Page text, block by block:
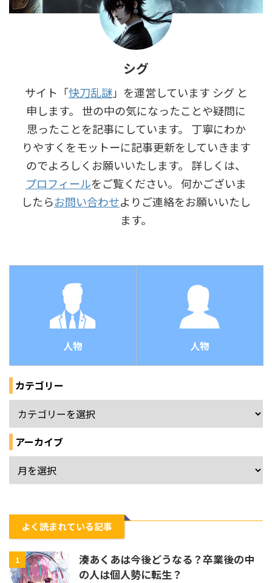
シグ
サイト「快刀乱謎」を運営しています シグ と
申します。 世の中の気になったことや疑問に
思ったことを記事にしています。 丁寧にわか
りやすくをモットーに記事更新をしていきます
のでよろしくお願いいたします。 詳しくは、
プロフィールをご覧ください。 何かございま
したらお問い合わせよりご連絡をお願いいたし
ます。
人物 人物
カテゴリー
アーカイブ
よく読まれている記事
1
湊あくあは今後どうなる？卒業後の中
の人は個人勢に転生？